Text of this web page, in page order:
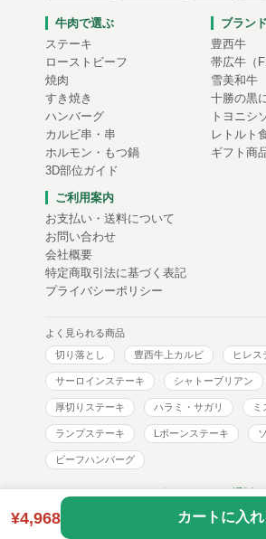
牛肉で選ぶ
ステーキ
ローストビーフ
焼肉
すき焼き
ハンバーグ
カルビ串・串
ホルモン・もつ鍋
3D部位ガイド
ブラン
豊西牛
帯広牛（
雪美和牛
十勝の黒
トヨニシ
レトルト
ギフト商
ご利用案内
お支払い・送料について
お問い合わせ
会社概要
特定商取引法に基づく表記
プライバシーポリシー
よく見られる商品
切り落とし
豊西牛上カルビ ヒレス
サーロインステーキ シャトーブリアン
厚切りステーキ ハラミ・サガリ
ランプステーキ Lボーンステーキ
ビーフハンバーグ
トヨニシファーム コーポレートサイト通販
Copyright © toyonishi farm. All Rights
¥4,968 カートに入